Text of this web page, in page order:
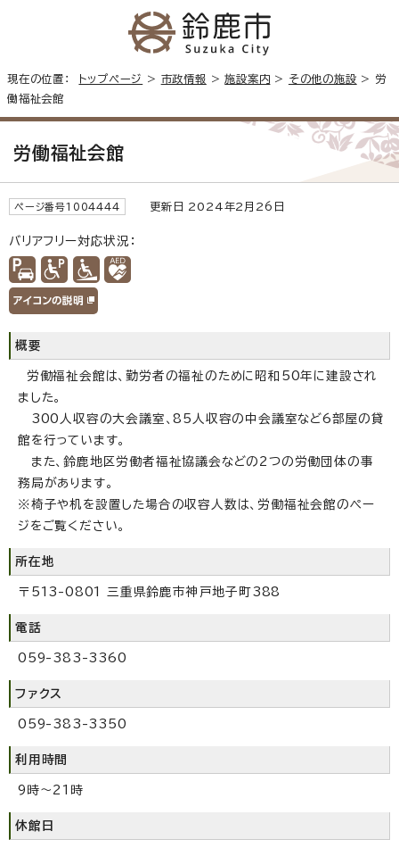
現在の位置： トップページ > 市政情報 >施設案内 > その他の施設 > 労
働福祉会館
労働福祉会館
ページ番号1004444 更新日 2024年2月26日
バリアフリー対応状況：
概要
労働福祉会館は、勤労者の福祉のために昭和50年に建設され
ました。
300人収容の大会議室、85人収容の中会議室など6部屋の貸
館を行っています。
また、鈴鹿地区労働者福祉協議会などの2つの労働団体の事
務局があります。
※椅子や机を設置した場合の収容人数は、労働福祉会館のペー
ジをご覧ください。
所在地
〒513-0801 三重県鈴鹿市神戸地子町388
電話
059-383-3360
ファクス
059-383-3350
利用時間
9時～21時
休館日